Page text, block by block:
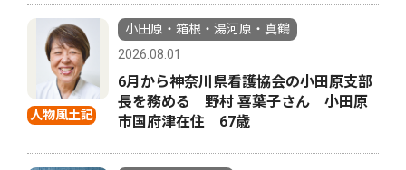
人物風土記
小田原・箱根・湯河原・真鶴
2026.08.01
6月から神奈川県看護協会の小田原支部
長を務める 野村 喜葉子さん 小田原
市国府津在住 67歳